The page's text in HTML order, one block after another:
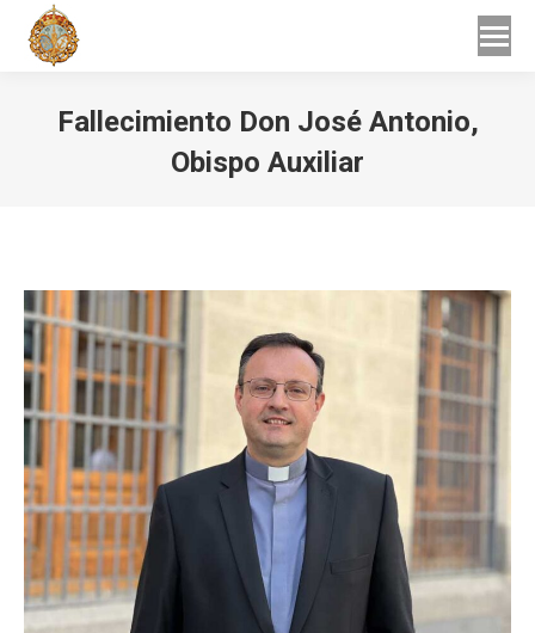
Fallecimiento Don José Antonio,
Obispo Auxiliar